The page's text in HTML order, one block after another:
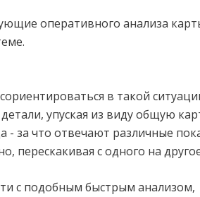
оперативного анализа
в такой
упуская из виду общую
- за что отвечают различные
перескакивая с одного на
с подобным быстрым анализом,